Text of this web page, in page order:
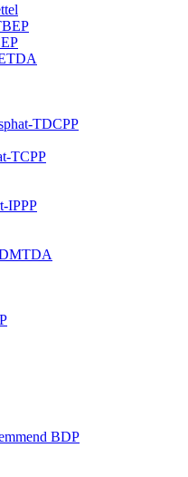
TDCPP
TCPP
IPPP